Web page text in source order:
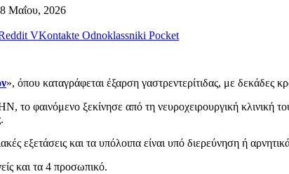
Μαΐου, 2026
VKontakte Odnoklassniki Pocket
», όπου καταγράφεται έξαρση γαστρεντερίτιδας, με δεκάδες
φαινόμενο ξεκίνησε από τη νευροχειρουργική κλινική
εξετάσεις και τα υπόλοιπα είναι υπό διερεύνηση ή
και τα 4 προσωπικό.